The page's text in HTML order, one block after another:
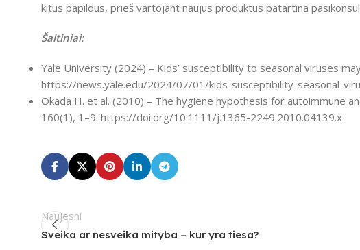
kitus papildus, prieš vartojant naujus produktus patartina
Šaltiniai:
Yale University (2024) – Kids’ susceptibility to seasonal viruses
https://news.yale.edu/2024/07/01/kids-susceptibility-seasonal-
Okada H. et al. (2010) – The hygiene hypothesis for autoimmune
160(1), 1–9. https://doi.org/10.1111/j.1365-2249.2010.04139.x
Naujesni
Sveika ar nesveika mityba – kur yra tiesa?